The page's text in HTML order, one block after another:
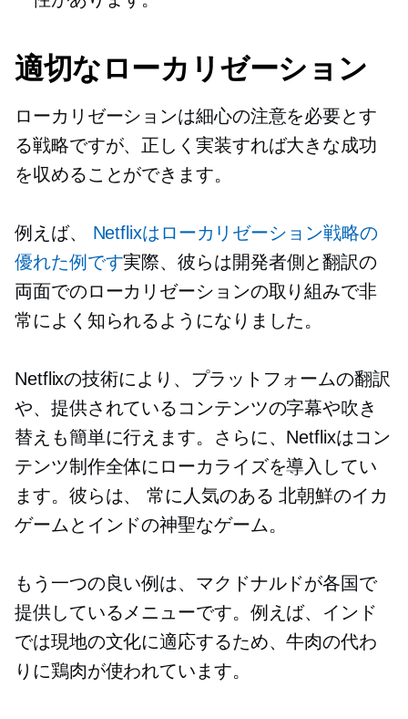
適切なローカリゼーション
ローカリゼーションは細心の注意を必要とす
る戦略ですが、正しく実装すれば大きな成功
を収めることができます。
例えば、 Netflixはローカリゼーション戦略の
優れた例です実際、彼らは開発者側と翻訳の
両面でのローカリゼーションの取り組みで非
常によく知られるようになりました。
Netflixの技術により、プラットフォームの翻訳
や、提供されているコンテンツの字幕や吹き
替えも簡単に行えます。さらに、Netflixはコン
テンツ制作全体にローカライズを導入してい
ます。彼らは、常に人気のある 北朝鮮のイカ
ゲームとインドの神聖なゲーム。
もう一つの良い例は、マクドナルドが各国で
提供しているメニューです。例えば、インド
では現地の文化に適応するため、牛肉の代わ
りに鶏肉が使われています。